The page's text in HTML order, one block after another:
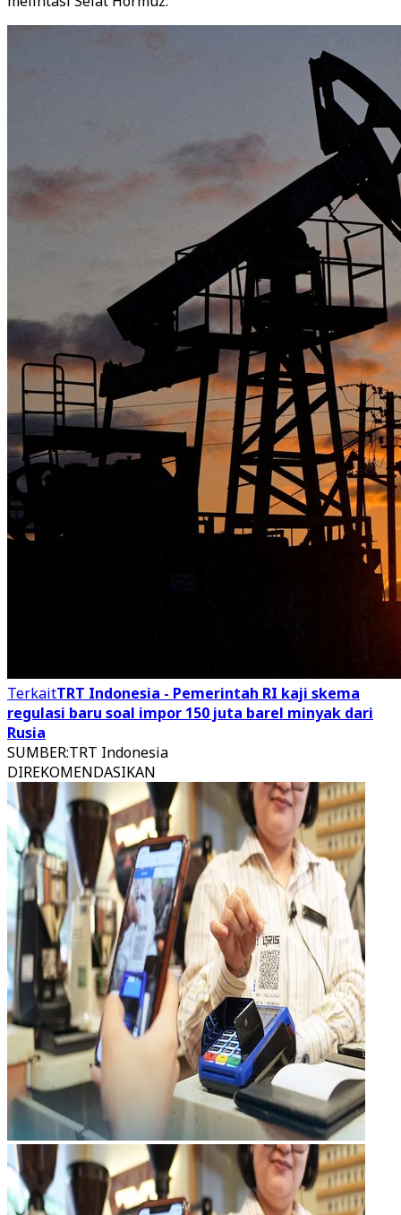
TerkaitTRT Indonesia - Pemerintah RI kaji skema
regulasi baru soal impor 150 juta barel minyak dari
Rusia
SUMBER:TRT Indonesia
DIREKOMENDASIKAN